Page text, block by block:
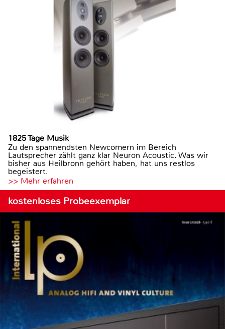
1825 Tage Musik
Zu den spannendsten Newcomern im Bereich
Lautsprecher zählt ganz klar Neuron Acoustic. Was wir
bisher aus Heilbronn gehört haben, hat uns restlos
begeistert.
>> Mehr erfahren
kostenloses Probeexemplar